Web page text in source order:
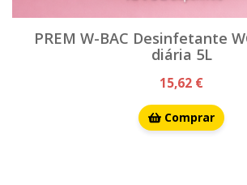
PREM W-BAC Desinfetante
diária 5L
15,62 €
Comprar